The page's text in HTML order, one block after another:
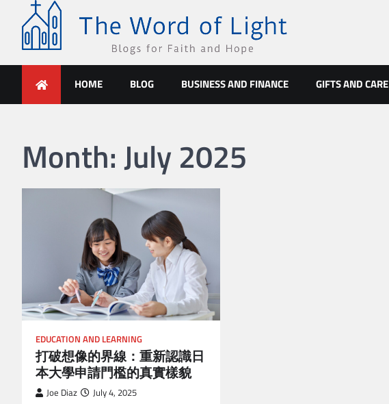
content
The Word of Light
HOME BLOG BUSINESS AND FINANCE GIFTS AND CARE
Month:July 2025
EDUCATION AND LEARNING
打破想像的界線：重新認識日
本大學申請門檻的真實樣貌
Joe Diaz July 4, 2025